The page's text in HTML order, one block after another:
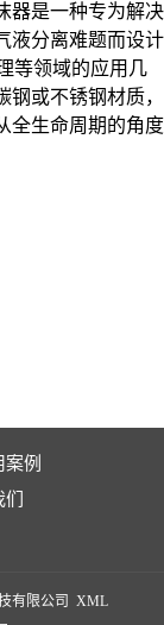
器是一种专为解决
液分离难题而设计
等领域的应用几
或不锈钢材质，
全生命周期的角度
案例
有限公司
XML